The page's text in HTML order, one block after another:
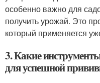
особенно важно для
получить урожай. Это
который применяется
3. Какие
для успешной